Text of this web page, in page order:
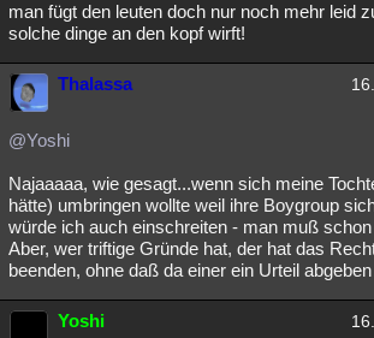
man fügt den leuten doch nur noch mehr leid
solche dinge an den kopf wirft!
Thalassa
@Yoshi
Najaaaaa, wie gesagt...wenn sich meine
hätte) umbringen wollte weil ihre Boygroup
würde ich auch einschreiten - man muß
Aber, wer triftige Gründe hat, der hat das
beenden, ohne daß da einer ein Urteil
Yoshi